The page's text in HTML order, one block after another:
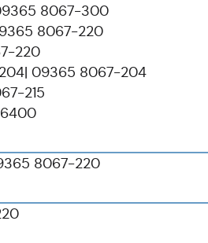
8067-300
8067-220
220
09365 8067-204
215
8067-220